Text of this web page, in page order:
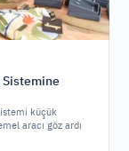
Sistemine
küçük
aracı göz ardı